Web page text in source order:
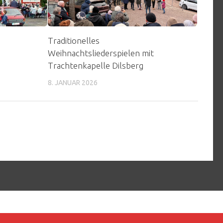
Traditionelles
Weihnachtsliederspielen mit
Trachtenkapelle Dilsberg
8. JANUAR 2026